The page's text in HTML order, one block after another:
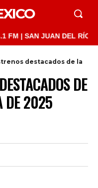
JUAN DEL RÍO 93.1
destacados de la
DE
DE 2025